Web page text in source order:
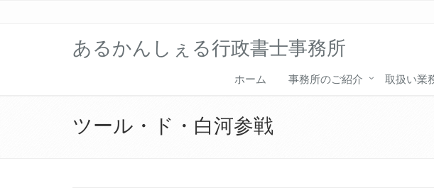
あるかんしぇる行政書士事務所
ホーム 事務所のご紹介 取扱い業
ツール・ド・白河参戦